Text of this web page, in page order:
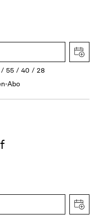
55 40
28
Abo